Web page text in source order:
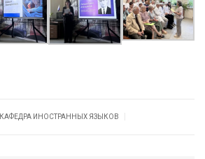
КАФЕДРА ИНОСТРАННЫХ ЯЗЫКОВ